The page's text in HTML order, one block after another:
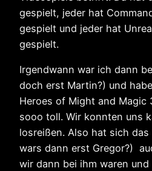
gespielt, jeder hat
gespielt und jeder hat
gespielt.
Irgendwann war ich dann
doch erst Martin?) und
Heroes of Might and Magic
sooo toll. Wir konnten uns
losreißen. Also hat sich
wars dann erst Gregor?)
wir dann bei ihm waren und